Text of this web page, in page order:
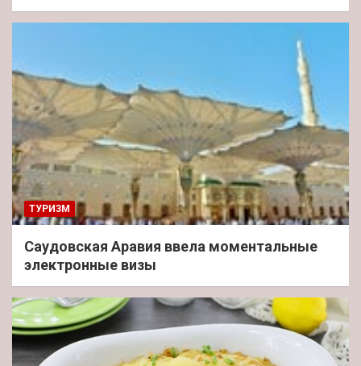
ТУРИЗМ
Саудовская Аравия ввела моментальные
электронные визы